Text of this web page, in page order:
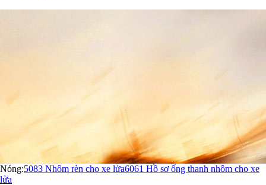
Nóng:5083 Nhôm rèn cho xe lửa6061 Hồ sơ ống thanh nhôm cho xe
lửa